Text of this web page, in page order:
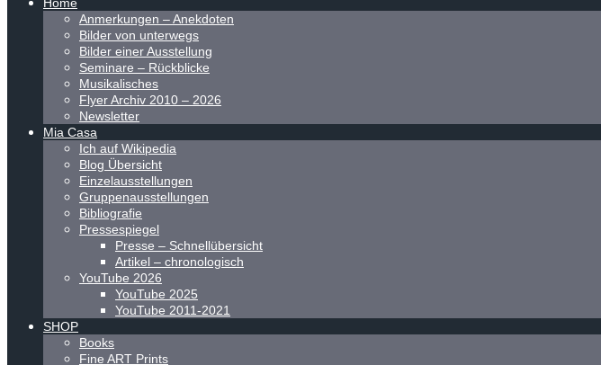
Anmerkungen – Anekdoten
Bilder von unterwegs
Bilder einer Ausstellung
Seminare – Rückblicke
Musikalisches
Flyer Archiv 2010 – 2026
Newsletter
Mia Casa
Ich auf Wikipedia
Blog Übersicht
Einzelausstellungen
Gruppenausstellungen
Bibliografie
Pressespiegel
Presse – Schnellübersicht
Artikel – chronologisch
YouTube 2026
YouTube 2025
YouTube 2011-2021
SHOP
Books
Fine ART Prints